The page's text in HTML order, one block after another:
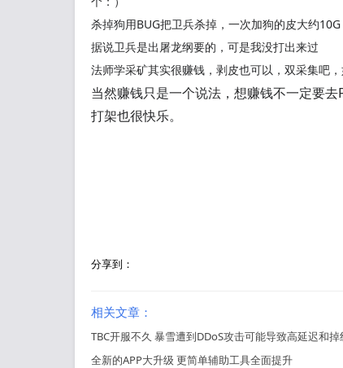
杀掉狗用BUG把卫兵杀掉，一次加狗的皮大约10G
据说卫兵是出屠龙纲要的，可是我没打出来过
法师学采矿其实很赚钱，剥皮也可以，双采集吧
当然赚钱只是一个说法，想赚钱不一定要
打架也很快乐。
分享到：
相关文章：
TBC开服不久 暴雪遭到DDoS攻击可能导致高延迟和掉
全新的APP大升级 更简单辅助工具全面提升